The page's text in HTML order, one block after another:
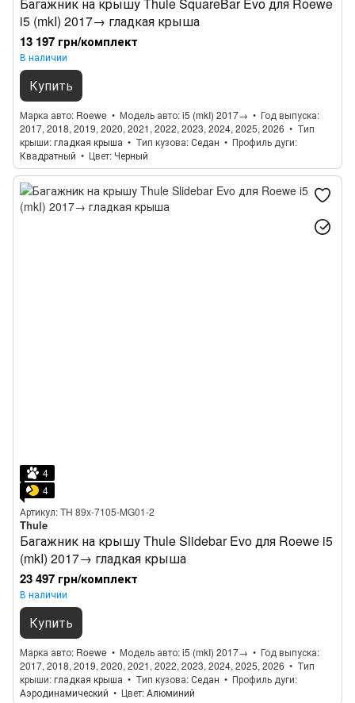
i5 (mkI) 2017→ гладкая крыша
13 197 грн/комплект
В наличии
Купить
Марка авто Roewe Модель авто i5 (mkI) 2017→
Год выпуска
2017, 2018, 2019, 2020, 2021, 2022, 2023, 2024, 2025, 2026
Тип
крыши гладкая крыша Тип кузова Седан
Профиль дуги
Квадратный
Цвет Черный
4
4
Артикул: TH 89x-7105-MG01-2
Thule
Багажник на крышу Thule Slidebar Evo для Roewe i5
(mkI) 2017→ гладкая крыша
23 497 грн/комплект
В наличии
Купить
Марка авто Roewe Модель авто i5 (mkI) 2017→
Год выпуска
2017, 2018, 2019, 2020, 2021, 2022, 2023, 2024, 2025, 2026
Тип
крыши гладкая крыша Тип кузова Седан
Профиль дуги
Аэродинамический
Цвет Алюминий